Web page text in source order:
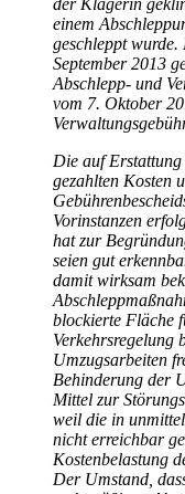
der Klägerin
einem
geschleppt
September 2013
Abschlepp- und
vom 7. Oktober
Die auf
gezahlten Kosten
Vorinstanzen
hat zur
seien gut
damit wirksam
blockierte Fläche
Verkehrsregelung
Umzugsarbeiten
Behinderung der
Mittel zur
weil die in
nicht erreichbar
Kostenbelastung
Der Umstand,